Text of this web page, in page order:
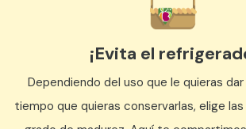
¡Evita el
Dependiendo del uso que le quieras
tiempo que quieras conservarlas, elige